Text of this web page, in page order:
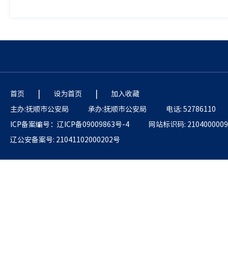
首页 | 设为首页 |
加入收藏
主办:抚顺市公安局
承办:抚顺市公安局
电话: 52786110
ICP备案编号：辽ICP备09009863号-4
网站标识码: 2104000009
辽公安备案号: 21041102000202号